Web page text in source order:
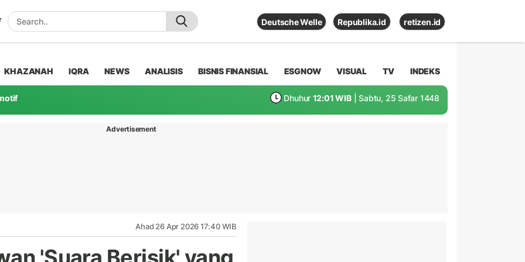
Deutsche Welle Republika.id retizen.id
KHAZANAH IQRA NEWS ANALISIS BISNIS FINANSIAL ESGNOW VISUAL TV INDEKS
Dhuhur 12:01 WIB | Sabtu, 25 Safar 1448
Advertisement
Ahad 26 Apr 2026 17:40 WIB